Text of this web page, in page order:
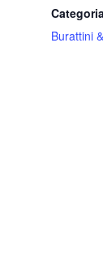
Burattini